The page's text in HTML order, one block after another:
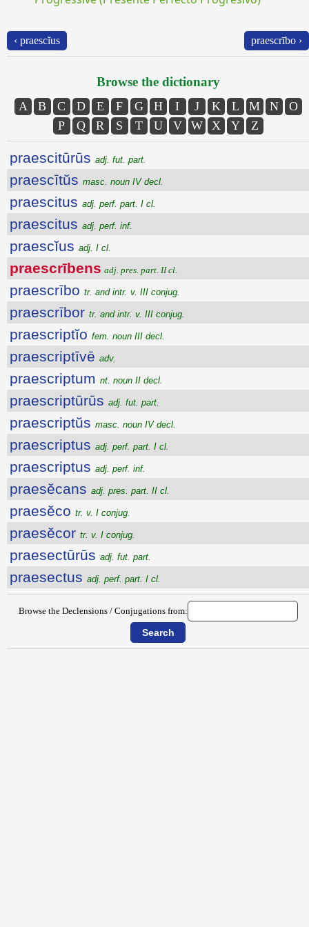
‹ praescĭus praescrībo ›
Browse the dictionary
A B C D E F G H I J K L M N
O
P
Q R S T U V W X Y Z
praescitūrūs adj. fut. part.
praescītŭs masc. noun IV decl.
praescitus adj. perf. part. I cl.
praescitus adj. perf. inf.
praescĭus adj. I cl.
praescrībens adj. pres. part. II cl.
praescrībo tr. and intr. v. III conjug.
praescrībor tr. and intr. v. III conjug.
praescriptĭo fem. noun III decl.
praescriptīvē adv.
praescriptum nt. noun II decl.
praescriptūrūs adj. fut. part.
praescriptŭs masc. noun IV decl.
praescriptus adj. perf. part. I cl.
praescriptus adj. perf. inf.
praesĕcans adj. pres. part. II cl.
praesĕco tr. v. I conjug.
praesĕcor tr. v. I conjug.
praesectūrūs adj. fut. part.
praesectus adj. perf. part. I cl.
Browse the Declensions / Conjugations from: